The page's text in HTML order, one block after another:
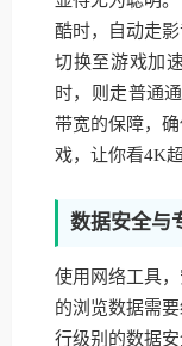
酷时，自动走
切换至游戏加
时，则走普通
带宽的保障，
戏，让你看4K
数据安全与
使用网络工具
的浏览数据需
行级别的数据